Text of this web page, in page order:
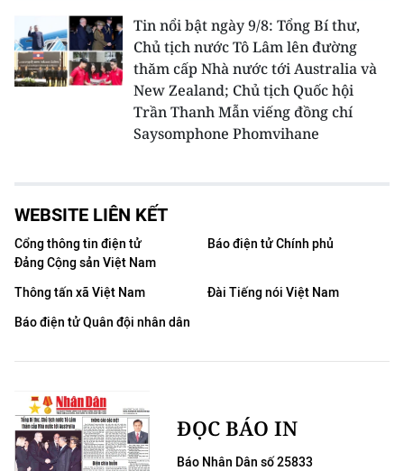
Tin nổi bật ngày 9/8: Tổng Bí thư,
Chủ tịch nước Tô Lâm lên đường
thăm cấp Nhà nước tới Australia và
New Zealand; Chủ tịch Quốc hội
Trần Thanh Mẫn viếng đồng chí
Saysomphone Phomvihane
WEBSITE LIÊN KẾT
Cổng thông tin điện tử
Đảng Cộng sản Việt Nam
Báo điện tử Chính phủ
Thông tấn xã Việt Nam
Đài Tiếng nói Việt Nam
Báo điện tử Quân đội nhân dân
ĐỌC BÁO IN
Báo Nhân Dân số 25833